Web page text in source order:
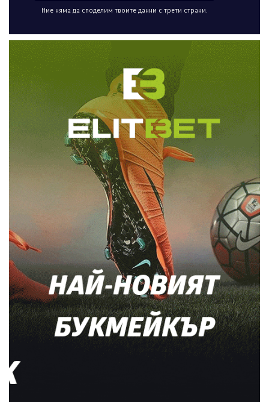
Ние няма да споделим твоите данни с трети страни.